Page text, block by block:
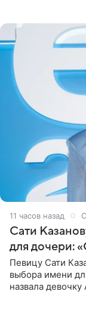
11 часов назад
Сати
для дочери:
Певицу Сати
выбора имени
назвала